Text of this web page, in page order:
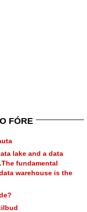
FÓRE
lake and a data
fundamental
warehouse is the